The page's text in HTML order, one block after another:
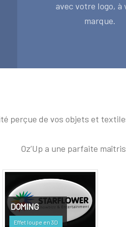
avec votre logo, à
marque.
perçue de vos objets et
Oz’Up a une parfaite
DOMING
Effet loupe en 3D